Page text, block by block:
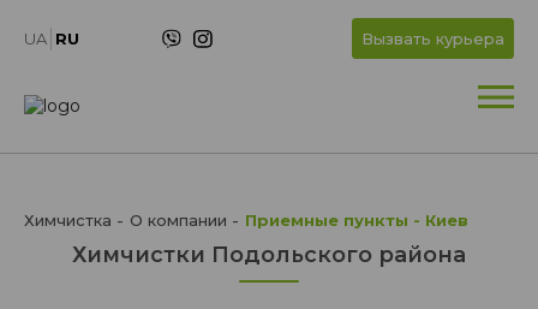
UA RU Вызвать курьера
Химчистка О компании Приемные пункты - Киев
Химчистки Подольского района